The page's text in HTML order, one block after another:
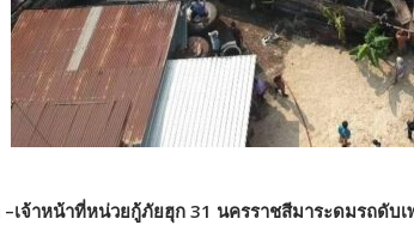
เจ้าหน้าที่หน่วยกู้ภัยฮุก 31 นครราชสีมาระดมรถดับ